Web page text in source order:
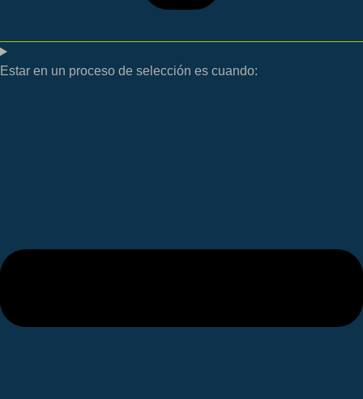
Estar en un proceso de selección es cuando: